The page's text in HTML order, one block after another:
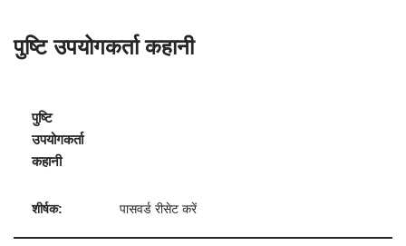
पुष्टि उपयोगकर्ता कहानी
पुष्टि
उपयोगकर्ता
कहानी
शीर्षक: पासवर्ड रीसेट करें